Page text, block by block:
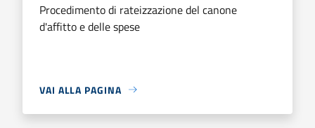
Procedimento di rateizzazione del canone
d'affitto e delle spese
VAI ALLA PAGINA